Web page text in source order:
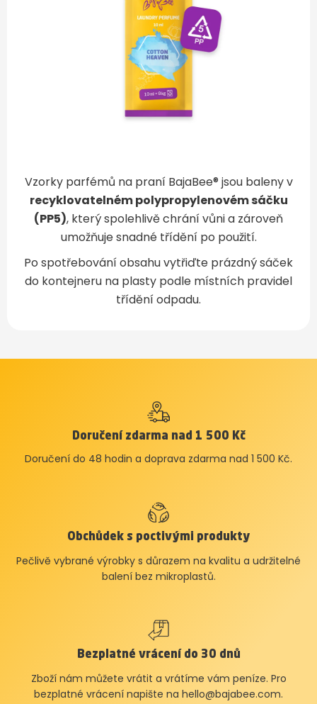
Vzorky parfémů na praní BajaBee® jsou baleny v
recyklovatelném polypropylenovém sáčku
(PP5), který spolehlivě chrání vůni a zároveň
umožňuje snadné třídění po použití.
Po spotřebování obsahu vytřiďte prázdný sáček
do kontejneru na plasty podle místních pravidel
třídění odpadu.
Doručení zdarma nad 1 500 Kč
Doručení do 48 hodin a doprava zdarma nad 1 500 Kč.
Obchůdek s poctivými produkty
Pečlivě vybrané výrobky s důrazem na kvalitu a udržitelné
balení bez mikroplastů.
Bezplatné vrácení do 30 dnů
Zboží nám můžete vrátit a vrátíme vám peníze. Pro
bezplatné vrácení napište na hello@bajabee.com.